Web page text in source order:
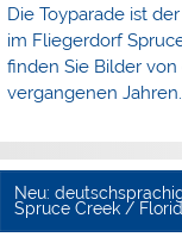
Die Toyparade ist
im Fliegerdorf
finden Sie Bilder
vergangenen
Neu:
Spruce Creek /